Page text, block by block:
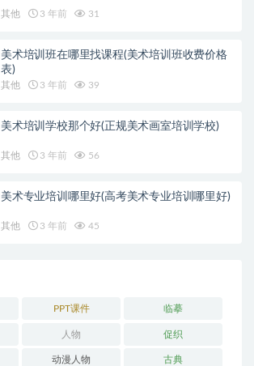
其他 3 年前 31
美术培训班在哪里找课程(美术培训班收费价格
表)
其他 3 年前 39
美术培训学校那个好(正规美术画室培训学校)
其他 3 年前 56
美术专业培训哪里好(高考美术专业培训哪里好)
其他 3 年前 45
PPT课件 临摹
人物 促织
动漫人物 古典